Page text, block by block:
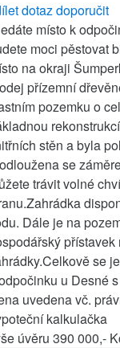
dotazdoporučit
místo k
moci pěstovat
na okraji
přízemní
pozemku o
stěn a byla
se
trávit volné
Dále je na
se
u Desné
uvedena vč.
kalkulačka
úvěru 390 000,-